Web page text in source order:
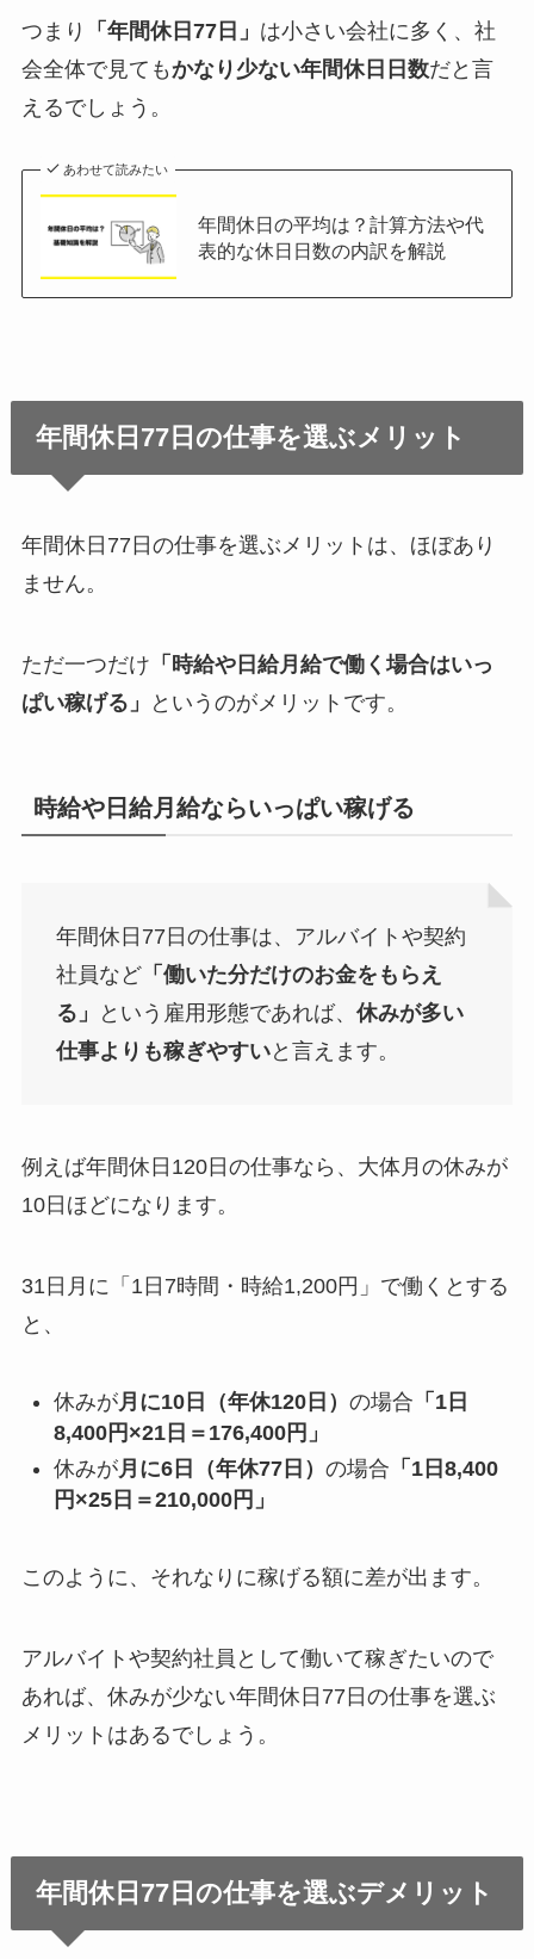
つまり 「年間休日77日」 は小さい会社に多く、社
会全体で見てもかなり少ない年間休日日数だと言
えるでしょう。
あわせて読みたい
年間休日の平均は？計算方法や代
表的な休日日数の内訳を解説
年間休日77日の仕事を選ぶメリット
年間休日77日の仕事を選ぶメリットは、ほぼあり
ません。
ただ一つだけ 「時給や日給月給で働く場合はいっ
ぱい稼げる」
というのがメリットです。
時給や日給月給ならいっぱい稼げる
年間休日77日の仕事は、アルバイトや契約
社員など「働いた分だけのお金をもらえ
る」
という雇用形態であれば、 休みが多い
仕事よりも稼ぎやすいと言えます。
例えば年間休日120日の仕事なら、大体月の休みが
10日ほどになります。
31日月に「1日7時間・時給1,200円」で働くとする
と、
休みが月に10日（年休120日） の場合 「1日
8,400円×21日＝176,400円」
休みが月に6日（年休77日） の場合 「1日8,400
円×25日＝210,000円」
このように、それなりに稼げる額に差が出ます。
アルバイトや契約社員として働いて稼ぎたいので
あれば、休みが少ない年間休日77日の仕事を選ぶ
メリットはあるでしょう。
年間休日77日の仕事を選ぶデメリット